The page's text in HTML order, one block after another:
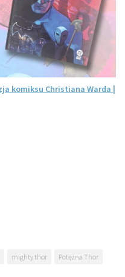
komiksu Christiana Warda |
mighty thor
Potężna Thor